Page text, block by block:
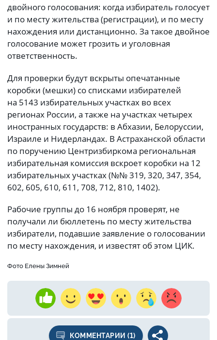
двойного голосования: когда избиратель голосует
и по месту жительства (регистрации), и по месту
нахождения или дистанционно. За такое двойное
голосование может грозить и уголовная
ответственность.
Для проверки будут вскрыты опечатанные
коробки (мешки) со списками избирателей
на 5143 избирательных участках во всех
регионах России, а также на участках четырех
иностранных государств: в Абхазии, Белоруссии,
Израиле и Нидерландах. В Астраханской области
по поручению Центризбиркома региональная
избирательная комиссия вскроет коробки на 12
избирательных участках (№№ 319, 320, 347, 354,
602, 605, 610, 611, 708, 712, 810, 1402).
Рабочие группы до 16 ноября проверят, не
получали ли бюллетень по месту жительства
избиратели, подавшие заявление о голосовании
по месту нахождения, и известят об этом ЦИК.
Фото Елены Зимней
КОММЕНТАРИИ (1)